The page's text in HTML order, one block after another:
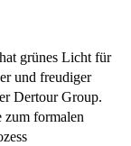
grünes Licht für
und freudiger
Dertour Group.
zum formalen